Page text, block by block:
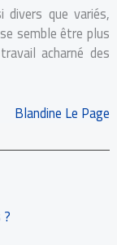
que variés,
semble être plus
acharné des
Blandine Le Page